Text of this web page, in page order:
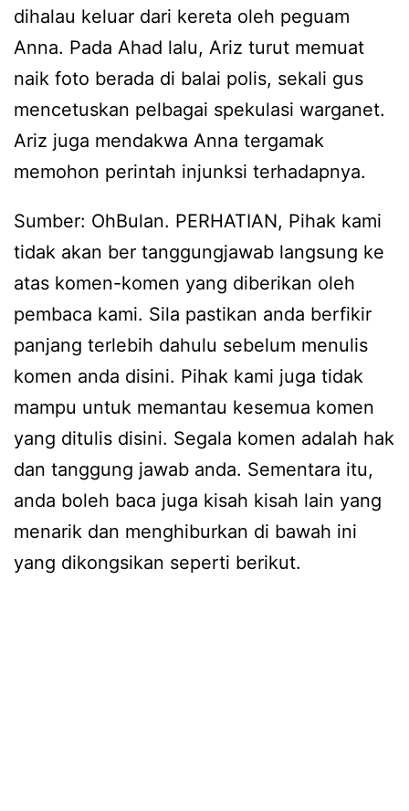
dihalau keluar dari kereta oleh peguam
Anna. Pada Ahad lalu, Ariz turut memuat
naik foto berada di balai polis, sekali gus
mencetuskan pelbagai spekulasi warganet.
Ariz juga mendakwa Anna tergamak
memohon perintah injunksi terhadapnya.
Sumber: OhBulan. PERHATIAN, Pihak kami
tidak akan ber tanggungjawab langsung ke
atas komen-komen yang diberikan oleh
pembaca kami. Sila pastikan anda berfikir
panjang terlebih dahulu sebelum menulis
komen anda disini. Pihak kami juga tidak
mampu untuk memantau kesemua komen
yang ditulis disini. Segala komen adalah hak
dan tanggung jawab anda. Sementara itu,
anda boleh baca juga kisah kisah lain yang
menarik dan menghiburkan di bawah ini
yang dikongsikan seperti berikut.